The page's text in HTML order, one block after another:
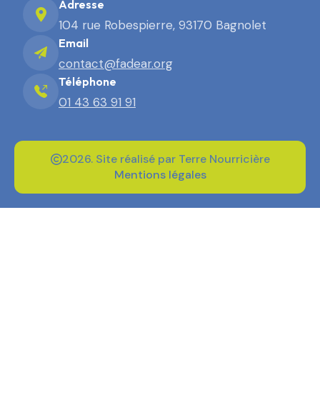
Adresse
104 rue Robespierre, 93170 Bagnolet
Email
contact@fadear.org
Téléphone
01 43 63 91 91
2026. Site réalisé par Terre Nourricière
Mentions légales